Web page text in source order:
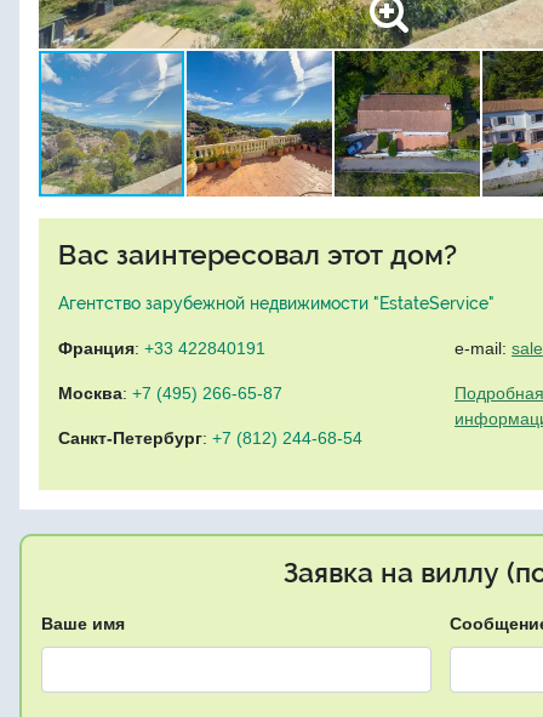
Вас заинтересовал этот дом?
Агентство зарубежной недвижимости "EstateService"
Франция: +33 422840191
Москва: +7 (495) 266-65-87
Санкт-Петербург: +7 (812) 244-68-54
e-mail:
Заявка на виллу
Ваше имя